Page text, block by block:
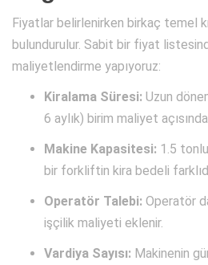
Fiyatlar belirlenirken birkaç temel
bulundurulur. Sabit bir fiyat
maliyetlendirme yapıyoruz:
Kiralama Süresi: Uzun
6 aylık) birim maliyet
Makine Kapasitesi: 1.5
bir forkliftin kira bedeli
Operatör Talebi: Operatör
işçilik maliyeti eklenir.
Vardiya Sayısı: Makinenin